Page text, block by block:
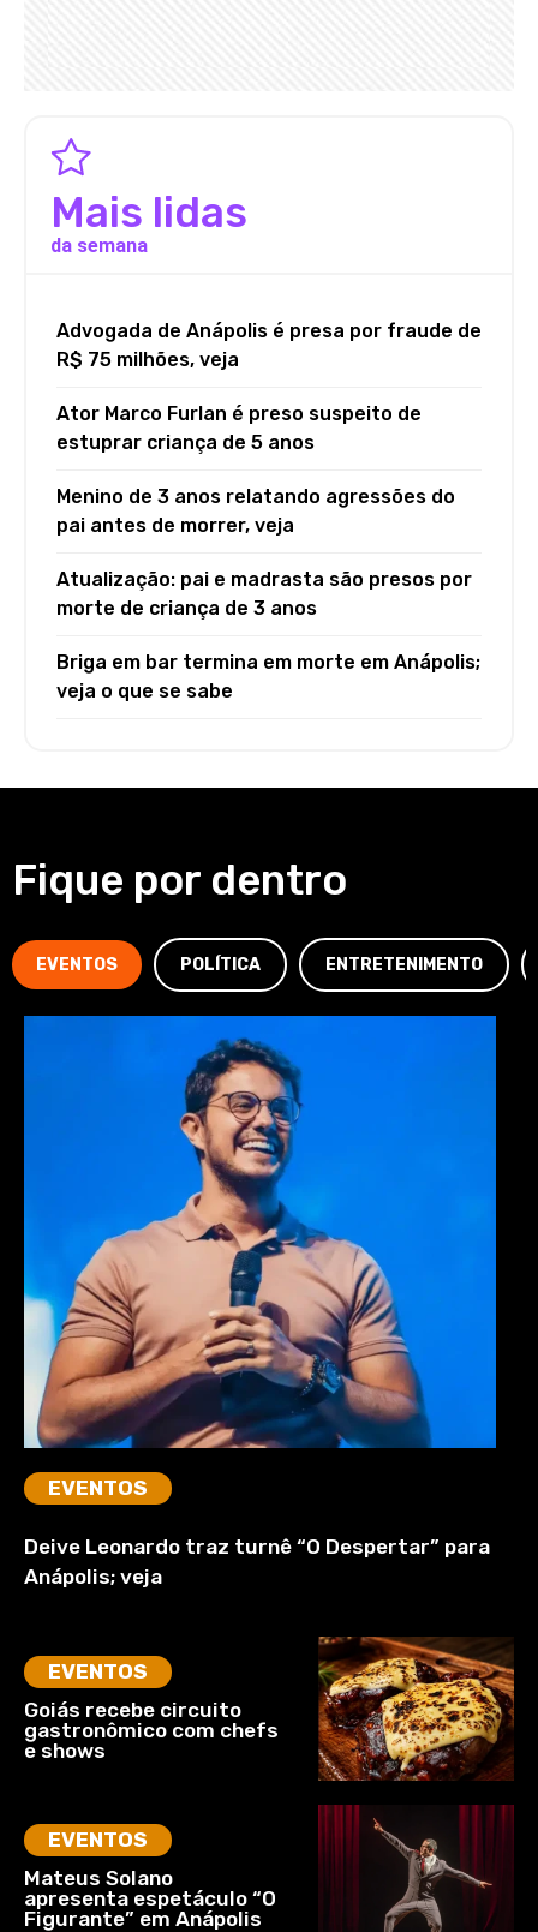
Mais lidas
da semana
Advogada de Anápolis é presa por fraude de
R$ 75 milhões, veja
Ator Marco Furlan é preso suspeito de
estuprar criança de 5 anos
Menino de 3 anos relatando agressões do
pai antes de morrer, veja
Atualização: pai e madrasta são presos por
morte de criança de 3 anos
Briga em bar termina em morte em Anápolis;
veja o que se sabe
Fique por dentro
EVENTOS POLÍTICA ENTRETENIMENTO
EVENTOS
Deive Leonardo traz turnê “O Despertar” para
Anápolis; veja
EVENTOS
Goiás recebe circuito
gastronômico com chefs
e shows
EVENTOS
Mateus Solano
apresenta espetáculo “O
Figurante” em Anápolis